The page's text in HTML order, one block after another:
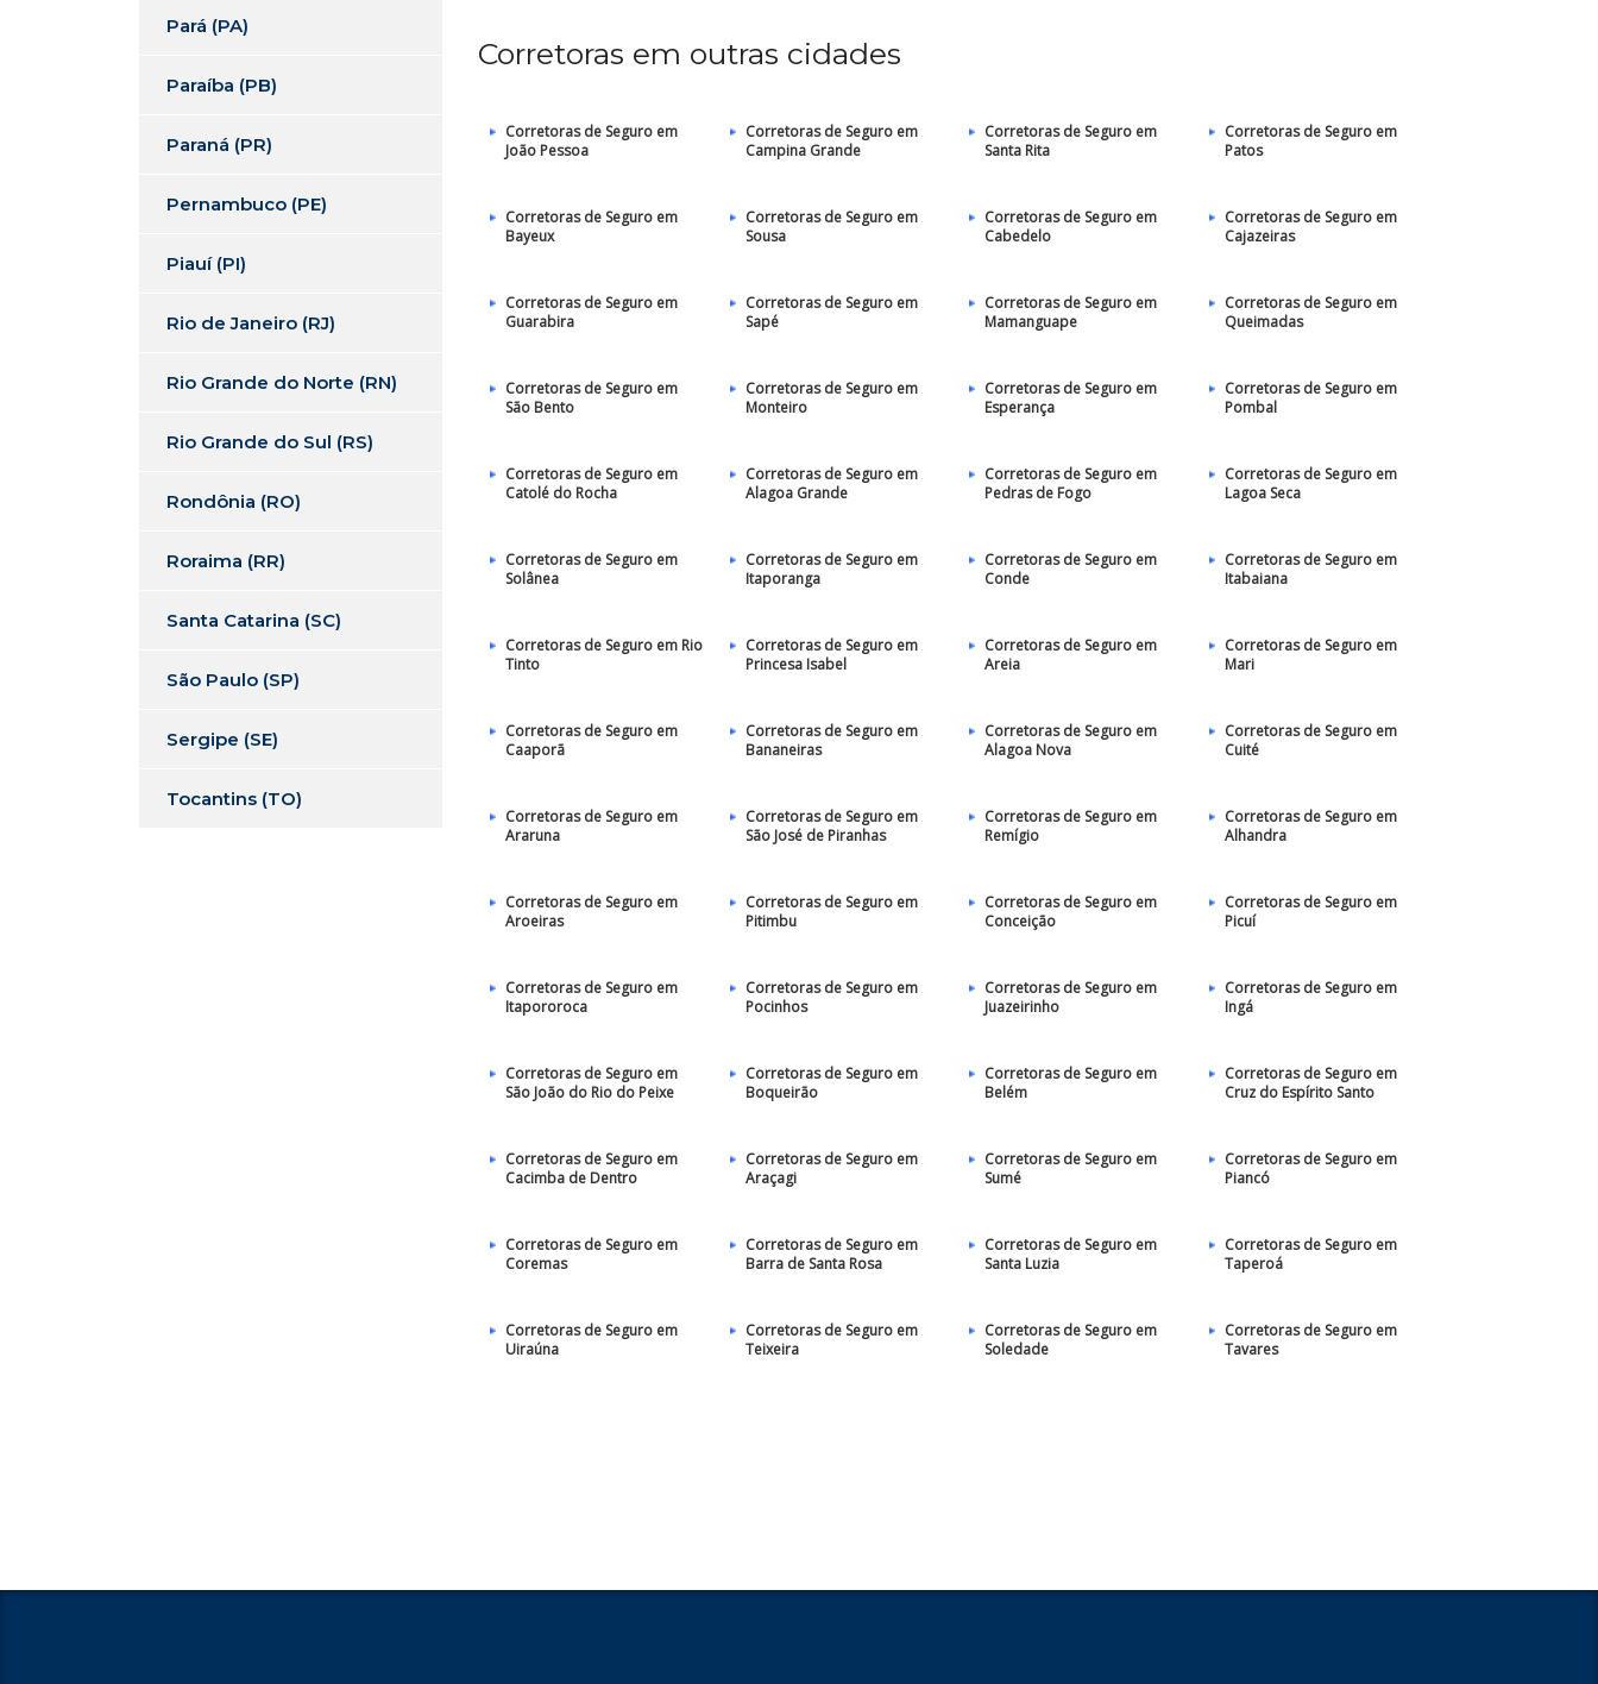
Corretoras em outras cidades
Corretoras de Seguro em
João Pessoa
Corretoras de Seguro em
Campina Grande
Corretoras de Seguro em
Santa Rita
Corretoras de Seguro em
Patos‎
Corretoras de Seguro em
Bayeux
Corretoras de Seguro em
Sousa
Corretoras de Seguro em
Cabedelo
Corretoras de Seguro em
Cajazeiras
Corretoras de Seguro em
Guarabira
Corretoras de Seguro em
Sapé
Corretoras de Seguro em
Mamanguape
Corretoras de Seguro em
Queimadas
Corretoras de Seguro em
São Bento
Corretoras de Seguro em
Monteiro
Corretoras de Seguro em
Esperança
Corretoras de Seguro em
Pombal
Corretoras de Seguro em
Catolé do Rocha
Corretoras de Seguro em
Alagoa Grande
Corretoras de Seguro em
Pedras de Fogo
Corretoras de Seguro em
Lagoa Seca
Corretoras de Seguro em
Solânea
Corretoras de Seguro em
Itaporanga
Corretoras de Seguro em
Conde
Corretoras de Seguro em
Itabaiana
Corretoras de Seguro em Rio
Tinto
Corretoras de Seguro em
Princesa Isabel
Corretoras de Seguro em
Areia
Corretoras de Seguro em
Mari
Corretoras de Seguro em
Caaporã
Corretoras de Seguro em
Bananeiras
Corretoras de Seguro em
Alagoa Nova
Corretoras de Seguro em
Cuité
Corretoras de Seguro em
Araruna
Corretoras de Seguro em
São José de Piranhas
Corretoras de Seguro em
Remígio
Corretoras de Seguro em
Alhandra
Corretoras de Seguro em
Aroeiras
Corretoras de Seguro em
Pitimbu
Corretoras de Seguro em
Conceição
Corretoras de Seguro em
Picuí
Corretoras de Seguro em
Itapororoca
Corretoras de Seguro em
Pocinhos
Corretoras de Seguro em
Juazeirinho
Corretoras de Seguro em
Ingá
Corretoras de Seguro em
São João do Rio do Peixe
Corretoras de Seguro em
Boqueirão
Corretoras de Seguro em
Belém
Corretoras de Seguro em
Cruz do Espírito Santo
Corretoras de Seguro em
Cacimba de Dentro
Corretoras de Seguro em
Araçagi
Corretoras de Seguro em
Sumé
Corretoras de Seguro em
Piancó
Corretoras de Seguro em
Coremas
Corretoras de Seguro em
Barra de Santa Rosa
Corretoras de Seguro em
Santa Luzia
Corretoras de Seguro em
Taperoá
Corretoras de Seguro em
Uiraúna
Corretoras de Seguro em
Teixeira
Corretoras de Seguro em
Soledade
Corretoras de Seguro em
Tavares
Pará (PA)
Paraíba (PB)
Paraná (PR)
Pernambuco (PE)
Piauí (PI)
Rio de Janeiro (RJ)
Rio Grande do Norte (RN)
Rio Grande do Sul (RS)
Rondônia (RO)
Roraima (RR)
Santa Catarina (SC)
São Paulo (SP)
Sergipe (SE)
Tocantins (TO)